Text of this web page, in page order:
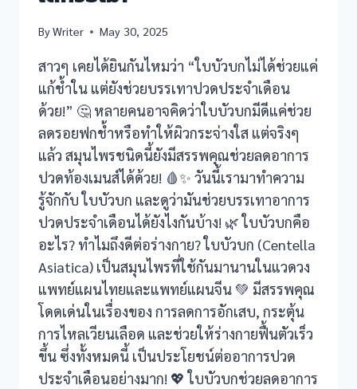
giriş
Giriş
ByWriter May 30, 2025
สาวๆ เคยได้ยินกันไหมว่า “ใบบัวบกไม่ได้ช่วยแค่
แก้ช้ำใน แต่ยังช่วยบรรเทาปวดประจำเดือน
ด้วย!” 🤔 หลายคนอาจคิดว่าใบบัวบกมีดีแค่ช่วย
ลดรอยฟกช้ำหรือทำให้ผิวกระจ่างใส แต่จริงๆ
แล้ว สมุนไพรชนิดนี้ยังมีสรรพคุณช่วยลดอาการ
ปวดท้องเมนส์ได้ด้วย! 🩸✨ วันนี้เรามาทำความ
รู้จักกับ ใบบัวบก และดูว่ามันช่วยบรรเทาอาการ
ปวดประจำเดือนได้ยังไงกันบ้าง! 🌿 ใบบัวบกคือ
อะไร? ทำไมถึงดีต่อร่างกาย? ใบบัวบก (Centella
Asiatica) เป็นสมุนไพรที่ใช้กันมานานในแวดวง
แพทย์แผนไทยและแพทย์แผนจีน 💚 มีสรรพคุณ
โดดเด่นในเรื่องของ การลดการอักเสบ, กระตุ้น
การไหลเวียนเลือด และช่วยให้ร่างกายฟื้นตัวเร็ว
ขึ้น ซึ่งทั้งหมดนี้ เป็นประโยชน์ต่ออาการปวด
ประจำเดือนอย่างมาก! 💖 ใบบัวบกช่วยลดอาการ